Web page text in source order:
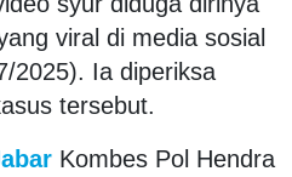
viral di media sosial
2025). Ia diperiksa
tersebut.
Kombes Pol Hendra